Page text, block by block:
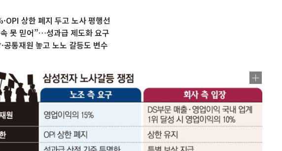
상한 폐지 두고 노사 평행선
못 믿어”…성과급 제도화 요구
공통재원 놓고 노노 갈등도 변수